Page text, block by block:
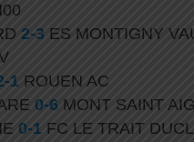
2-3 ES MONTIGNY
1 ROUEN AC
0-6 MONT SAINT
0-1 FC LE TRAIT